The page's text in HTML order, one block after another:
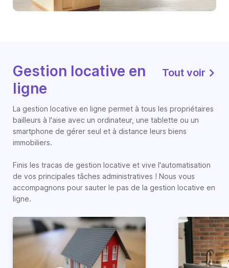
Gestion locative en
ligne
Tout voir
La gestion locative en ligne permet à tous les propriétaires
bailleurs à l'aise avec un ordinateur, une tablette ou un
smartphone de gérer seul et à distance leurs biens
immobiliers.
Finis les tracas de gestion locative et vive l'automatisation
de vos principales tâches administratives ! Nous vous
accompagnons pour sauter le pas de la gestion locative en
ligne.